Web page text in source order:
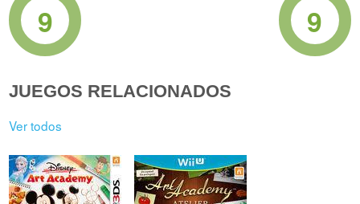
9 9
JUEGOS RELACIONADOS
Ver todos